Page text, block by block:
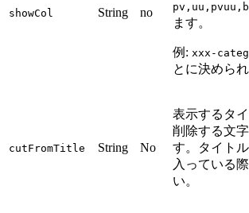
showCol String no
ます。
例: xxx-
とに決めら
cutFromTitle String No
表示するタ
削除する文
す。タイト
入っている
い。